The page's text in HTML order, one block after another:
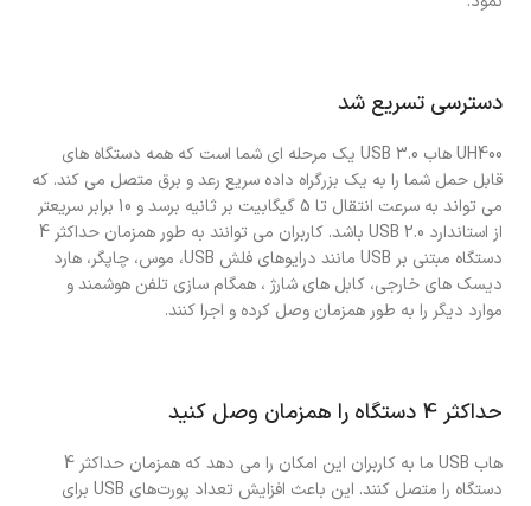
دسترسی تسریع شد
UH400 هاب USB 3.0 یک مرحله ای شما است که همه دستگاه های
قابل حمل شما را به یک بزرگراه داده سریع رعد و برق متصل می کند. که
می تواند به سرعت انتقال تا 5 گیگابیت بر ثانیه برسد و 10 برابر سریعتر
از استاندارد USB 2.0 باشد. کاربران می توانند به طور همزمان حداکثر 4
دستگاه مبتنی بر USB مانند درایوهای فلش USB، موس، چاپگر، هارد
دیسک های خارجی، کابل های شارژ ، همگام سازی تلفن هوشمند و
موارد دیگر را به طور همزمان وصل کرده و اجرا کنند.
حداکثر 4 دستگاه را همزمان وصل کنید
هاب USB ما به کاربران این امکان را می دهد که همزمان حداکثر 4
دستگاه را متصل کنند. این باعث افزایش تعداد پورت‌های USB برای